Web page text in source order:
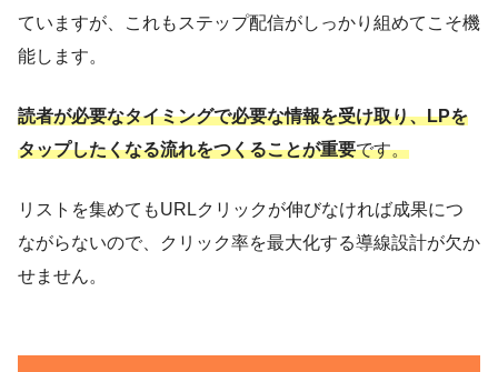
ていますが、これもステップ配信がしっかり組めてこそ機
能します。
読者が必要なタイミングで必要な情報を受け取り、LPを
タップしたくなる流れをつくることが重要です。
リストを集めてもURLクリックが伸びなければ成果につ
ながらないので、クリック率を最大化する導線設計が欠か
せません。